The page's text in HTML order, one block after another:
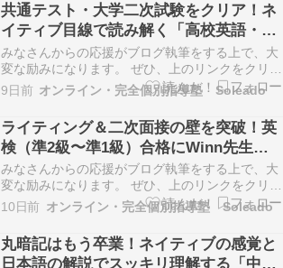
共通テスト・大学二次試験をクリア！ネ
イティブ目線で読み解く「高校英語・長
文読解」活用法
みなさんからの応援がブログ執筆をする上で、大
変な励みになります。 ぜひ、上のリンクをクリッ
クをお願いします。 「共通テストの英語、文章量
が多すぎていつも時間が足りない……」 「単語帳
は完璧にしたはずなのに、難関大の長文になると
内容が頭に入ってこない」 「二次試験の自由英作
文、何…
9日前 オンライン・完全個別指導塾 Soleado
ライティング＆二次面接の壁を突破！英
検（準2級〜準1級）合格にWinn先生の
講座が効く理由
みなさんからの応援がブログ執筆をする上で、大
変な励みになります。 ぜひ、上のリンクをクリッ
クをお願いします。 「一次試験のリーディングや
リスニングは受かるのに、ライティングの点数が
伸びなくて不合格になってしまう……」 「二次面
接（スピーキング）になると緊張して言葉が出て
10日前 オンライン・完全個別指導塾 Soleado
丸暗記はもう卒業！ネイティブの感覚と
日本語の解説でスッキリ理解する「中学